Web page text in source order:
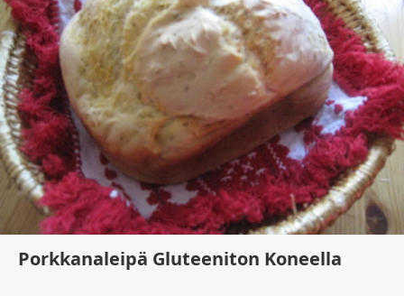
Porkkanaleipä Gluteeniton Koneella